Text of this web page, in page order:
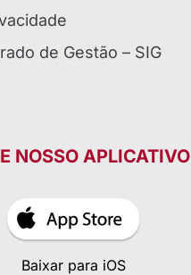
de Gestão – SIG
NOSSO APLICATIVO
Baixar para iOS